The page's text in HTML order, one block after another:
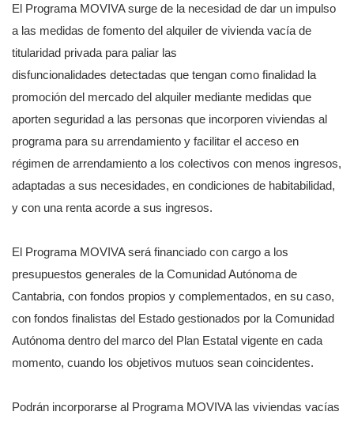
El Programa MOVIVA surge de la necesidad de dar un impulso
a las medidas de fomento del alquiler de vivienda vacía de
titularidad privada para paliar las
disfuncionalidades detectadas que tengan como finalidad la
promoción del mercado del alquiler mediante medidas que
aporten seguridad a las personas que incorporen viviendas al
programa para su arrendamiento y facilitar el acceso en
régimen de arrendamiento a los colectivos con menos ingresos,
adaptadas a sus necesidades, en condiciones de habitabilidad,
y con una renta acorde a sus ingresos.
El Programa MOVIVA será financiado con cargo a los
presupuestos generales de la Comunidad Autónoma de
Cantabria, con fondos propios y complementados, en su caso,
con fondos finalistas del Estado gestionados por la Comunidad
Autónoma dentro del marco del Plan Estatal vigente en cada
momento, cuando los objetivos mutuos sean coincidentes.
Podrán incorporarse al Programa MOVIVA las viviendas vacías